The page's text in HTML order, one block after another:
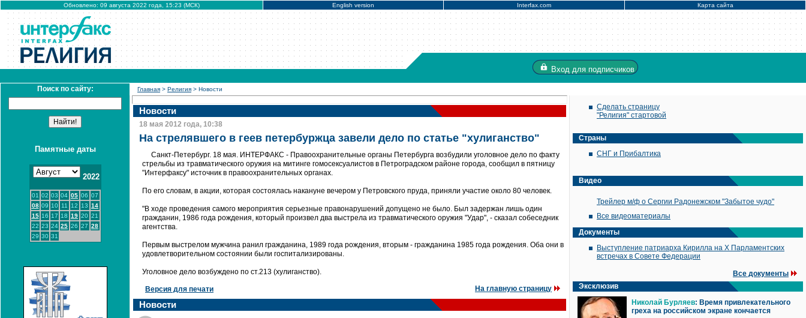
Обновлено: 09 августа 2022 года, 15:23 (МСК) English version Interfax.com Карта сайта
Вход для подписчиков
Поиск по сайту:
Памятные даты
2022
01 02 03 04 05 06 07
08 09 10 11 12 13 14
15 16 17 18 19 20 21
22 23 24 25 26 27 28
29 30 31
Главная > Религия > Новости
Новости
18 мая 2012 года, 10:38
На стрелявшего в геев петербуржца завели дело по статье "хулиганство"
Санкт-Петербург. 18 мая. ИНТЕРФАКС - Правоохранительные органы Петербурга возбудили уголовное дело по факту
стрельбы из травматического оружия на митинге гомосексуалистов в Петроградском районе города, сообщил в пятницу
"Интерфаксу" источник в правоохранительных органах.
По его словам, в акции, которая состоялась накануне вечером у Петровского пруда, приняли участие около 80 человек.
"В ходе проведения самого мероприятия серьезные правонарушений допущено не было. Был задержан лишь один
гражданин, 1986 года рождения, который произвел два выстрела из травматического оружия "Удар", - сказал собеседник
агентства.
Первым выстрелом мужчина ранил гражданина, 1989 года рождения, вторым - гражданина 1985 года рождения. Оба они в
удовлетворительном состоянии были госпитализированы.
Уголовное дело возбуждено по ст.213 (хулиганство).
Версия для печати На главную страницу
Новости
Сделать страницу
"Религия" стартовой
Страны
СНГ и Прибалтика
Видео
Трейлер м/ф о Сергии Радонежском "Забытое чудо"
Все видеоматериалы
Документы
Выступление патриарха Кирилла на X Парламентских
встречах в Совете Федерации
Все документы
Эксклюзив
Николай Бурляев: Время привлекательного
греха на российском экране кончается